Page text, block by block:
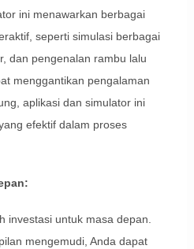
ini menawarkan berbagai
seperti simulasi berbagai
dan pengenalan rambu lalu
menggantikan pengalaman
aplikasi dan simulator ini
efektif dalam proses
investasi untuk masa depan.
mengemudi, Anda dapat